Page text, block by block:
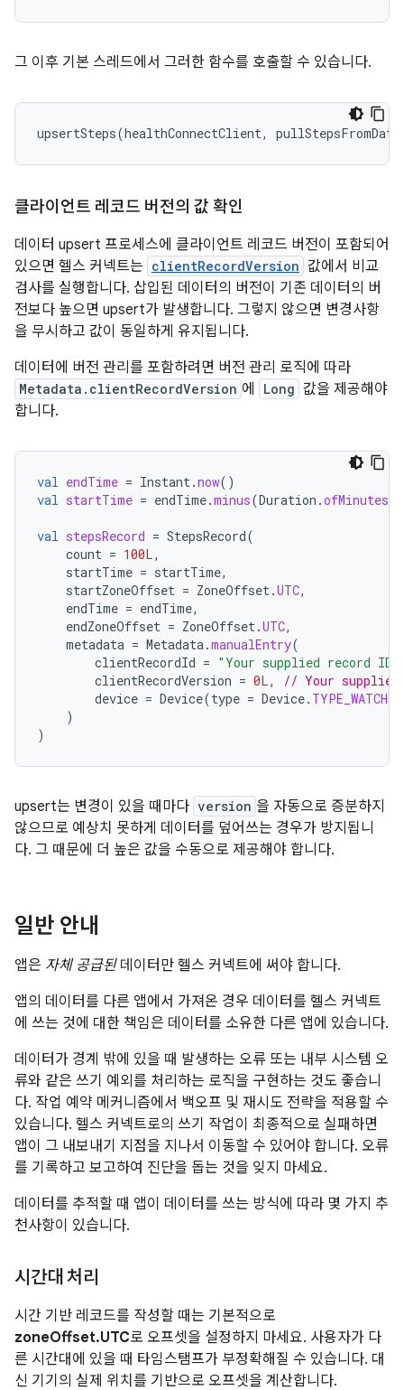
그 이후 기본 스레드에서 그러한 함수를 호출할 수 있습니다.
upsertSteps(healthConnectClient,
클라이언트 레코드 버전의 값 확인
데이터 upsert 프로세스에 클라이언트 레코드 버전이 포함되어
있으면 헬스 커넥트는 clientRecordVersion 값에서 비교
검사를 실행합니다. 삽입된 데이터의 버전이 기존 데이터의 버
전보다 높으면 upsert가 발생합니다. 그렇지 않으면 변경사항
을 무시하고 값이 동일하게 유지됩니다.
데이터에 버전 관리를 포함하려면 버전 관리 로직에 따라
Metadata.clientRecordVersion 에 Long 값을 제공해야
합니다.
val endTime = Instant.now()
val startTime = endTime.minus(Duration .ofMinutes
val stepsRecord = StepsRecord(
count = 100L,
startTime = startTime,
startZoneOffset = ZoneOffset.UTC,
endTime = endTime,
endZoneOffset = ZoneOffset.UTC,
metadata = Metadata.manualEntry(
clientRecordId = "Your supplied record ID"
clientRecordVersion = 0L,
// Your
device = Device(type = Device. TYPE_WATCH
)
)
upsert는 변경이 있을 때마다 version 을 자동으로 증분하지
않으므로 예상치 못하게 데이터를 덮어쓰는 경우가 방지됩니
다. 그 때문에 더 높은 값을 수동으로 제공해야 합니다.
일반 안내
앱은 자체 공급된데이터만 헬스 커넥트에 써야 합니다.
앱의 데이터를 다른 앱에서 가져온 경우 데이터를 헬스 커넥트
에 쓰는 것에 대한 책임은 데이터를 소유한 다른 앱에 있습니다.
데이터가 경계 밖에 있을 때 발생하는 오류 또는 내부 시스템 오
류와 같은 쓰기 예외를 처리하는 로직을 구현하는 것도 좋습니
다. 작업 예약 메커니즘에서 백오프 및 재시도 전략을 적용할 수
있습니다. 헬스 커넥트로의 쓰기 작업이 최종적으로 실패하면
앱이 그 내보내기 지점을 지나서 이동할 수 있어야 합니다. 오류
를 기록하고 보고하여 진단을 돕는 것을 잊지 마세요.
데이터를 추적할 때 앱이 데이터를 쓰는 방식에 따라 몇 가지 추
천사항이 있습니다.
시간대 처리
시간 기반 레코드를 작성할 때는 기본적으로
zoneOffset.UTC로 오프셋을 설정하지 마세요. 사용자가 다
른 시간대에 있을 때 타임스탬프가 부정확해질 수 있습니다. 대
신 기기의 실제 위치를 기반으로 오프셋을 계산합니다.